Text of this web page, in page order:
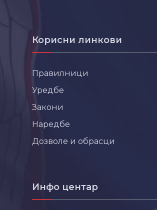
Корисни линкови
Правилници
Уредбе
Закони
Наредбе
Дозволе и обрасци
Инфо центар